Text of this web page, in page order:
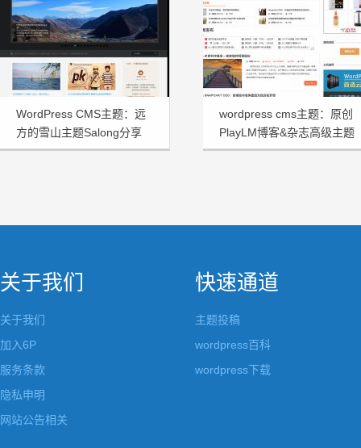
WordPress CMS主题：远
方的雪山主题Salong分享
wordpress cms主题：原创
PlayLM博客&杂志高级主题
关于我们
关于我们
加入6P
服务条款
隐私申明
网站公告相关
快速通道
主题投稿
wordpress百科
wordpress下载